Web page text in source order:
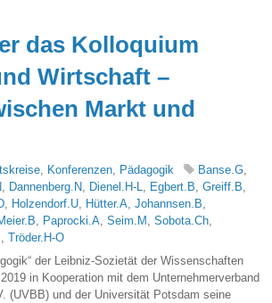
das Kolloquium
Wirtschaft –
Markt und
, Konferenzen, Pädagogik Banse.G,
, Dannenberg.N, Dienel.H-L, Egbert.B,Greiff.B,
, Holzendorf.U, Hütter.A,Johannsen.B,
, Paprocki.A,Seim.M ,Sobota.Ch,
,Tröder.H-O
der Leibniz-Sozietät der Wissenschaften
in Kooperation mit dem Unternehmerverband
(UVBB) und der Universität Potsdam seine